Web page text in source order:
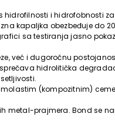
i hidrofobnosti
kapaljka obezbeđuje do
sa testiranja jasno
već i dugoročnu
hidrolitička
(kompozitnim)
metal-prajmera. Bond se